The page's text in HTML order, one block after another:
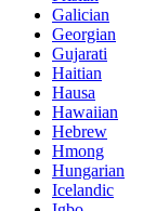
Galician
Georgian
Gujarati
Haitian
Hausa
Hawaiian
Hebrew
Hmong
Hungarian
Icelandic